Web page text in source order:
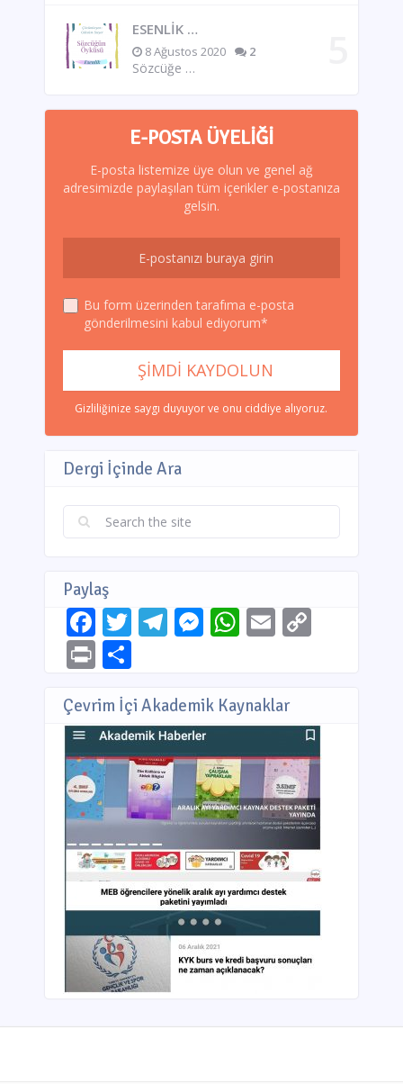
ESENLİK …
8 Ağustos 2020 2
Sözcüğe …
E-POSTA ÜYELIĞI
E-posta listemize üye olun ve genel ağ
adresimizde paylaşılan tüm içerikler e-postanıza
gelsin.
Bu form üzerinden tarafıma e-posta
gönderilmesini kabul ediyorum*
Gizliliğinize saygı duyuyor ve onu ciddiye alıyoruz.
Dergi İçinde Ara
Paylaş
Facebook
Twitter
Telegram
Messenger
WhatsApp
EmailCopy
PrintShare
Çevrim İçi Akademik Kaynaklar